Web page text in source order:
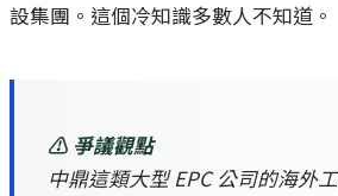
設集團。這個冷知識多數人不知道。
⚠️ 爭議觀點
中鼎這類大型 EPC 公司的海外